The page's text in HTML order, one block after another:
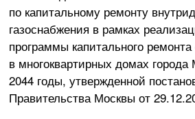
по капитальному ремонту
газоснабжения в рамках
программы капитального
в многоквартирных домах
2044 годы, утвержденной
Правительства Москвы от